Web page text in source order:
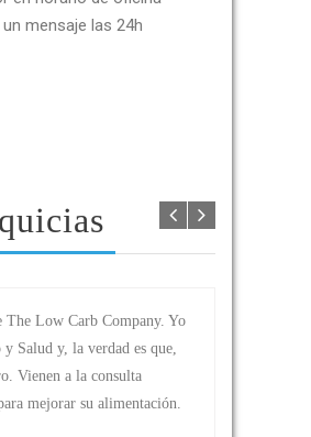
mensaje las 24h
Low Carb Company. Yo
Salud y, la verdad es que,
Vienen a la consulta
mejorar su alimentación.